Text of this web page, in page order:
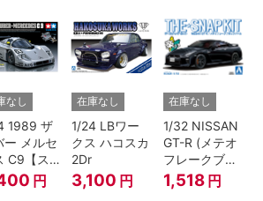
なし
1989 ザ
ー メルセ
C9【ス
特別販
品】
円
在庫なし
1/24 LBワー
クス ハコスカ
2Dr
3,100 円
在庫なし
1/32 NISSAN
GT-R (メテオ
フレークブラ
ックパール)
1,518 円